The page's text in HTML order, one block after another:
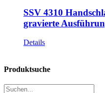
SSV 4310
gravierte
Details
Produktsuche